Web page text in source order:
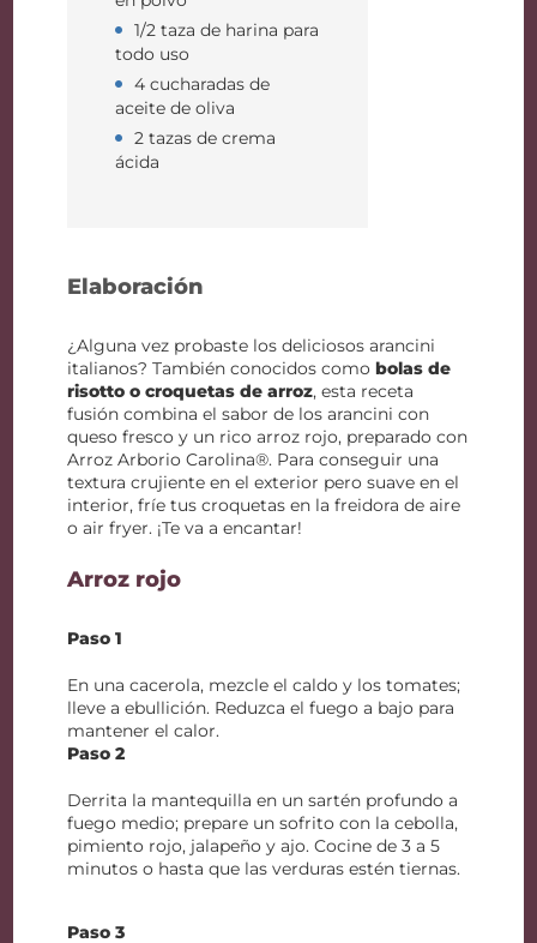
1/2 taza de harina para
todo uso
4 cucharadas de
aceite de oliva
2 tazas de crema
ácida
Elaboración
¿Alguna vez probaste los deliciosos arancini
italianos? También conocidos comobolas de
risotto o croquetas de arroz, esta receta
fusión combina el sabor de los arancini con
queso fresco y un rico arroz rojo, preparado con
Arroz Arborio Carolina®. Para conseguir una
textura crujiente en el exterior pero suave en el
interior, fríe tus croquetas en la freidora de aire
o air fryer. ¡Te va a encantar!
Arroz rojo
Paso 1
En una cacerola, mezcle el caldo y los tomates;
lleve a ebullición. Reduzca el fuego a bajo para
mantener el calor.
Paso 2
Derrita la mantequilla en un sartén profundo a
fuego medio; prepare un sofrito con la cebolla,
pimiento rojo, jalapeño y ajo. Cocine de 3 a 5
minutos o hasta que las verduras estén tiernas.
Paso 3